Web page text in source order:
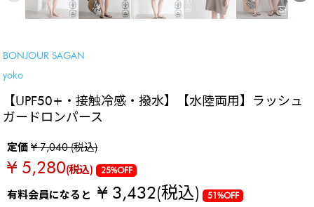
BONJOUR SAGAN
yoko
【UPF50+・接触冷感・撥水】【水陸両用】ラッシュ
ガードロンパース
定価¥ 7,040 (税込)
¥ 5,280(税込) 25%OFF
有料会員になると¥ 3,432(税込) 51%OFF